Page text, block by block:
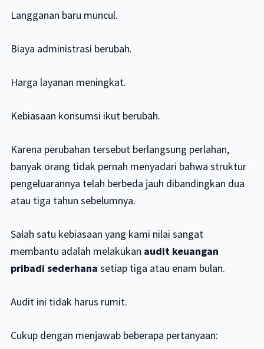
Langganan baru muncul.
Biaya administrasi berubah.
Harga layanan meningkat.
Kebiasaan konsumsi ikut berubah.
Karena perubahan tersebut berlangsung perlahan,
banyak orang tidak pernah menyadari bahwa struktur
pengeluarannya telah berbeda jauh dibandingkan dua
atau tiga tahun sebelumnya.
Salah satu kebiasaan yang kami nilai sangat
membantu adalah melakukan audit keuangan
pribadi sederhana setiap tiga atau enam bulan.
Audit ini tidak harus rumit.
Cukup dengan menjawab beberapa pertanyaan: